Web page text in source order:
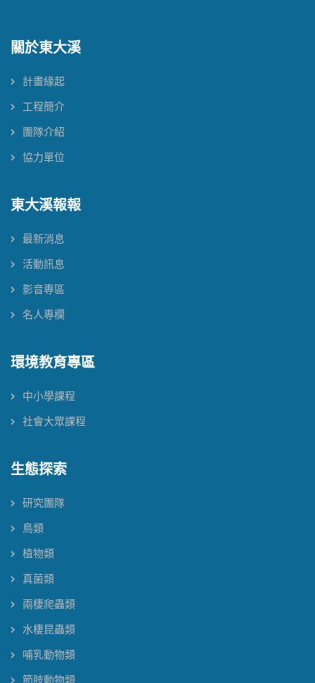
關於東大溪
計畫緣起
工程簡介
團隊介紹
協力單位
東大溪報報
最新消息
活動訊息
影音專區
名人專欄
環境教育專區
中小學課程
社會大眾課程
生態探索
研究團隊
鳥類
植物類
真菌類
兩棲爬蟲類
水棲昆蟲類
哺乳動物類
節肢動物類